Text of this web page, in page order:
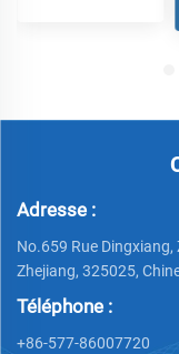
Adresse :
No.659 Rue
Zhejiang, 325025,
Téléphone :
+86-577-86007720